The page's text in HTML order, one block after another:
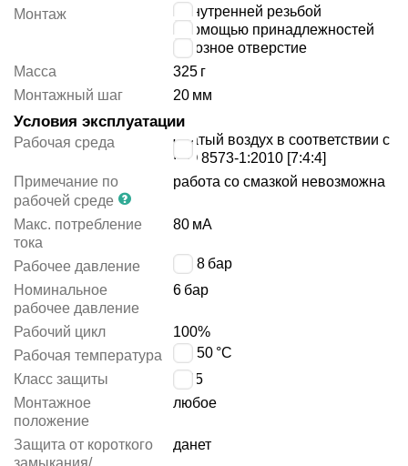
Монтаж
с внутренней резьбой
с помощью принадлежностей
сквозное отверстие
Масса
325 г
Монтажный шаг
20 мм
Условия эксплуатации
Рабочая среда
сжатый воздух в соответствии с
ISO 8573-1:2010 [7:4:4]
Примечание по
рабочей среде
работа со смазкой невозможна
Макс. потребление
тока
80 мА
Рабочее давление 2 ÷ 8 бар
Номинальное
рабочее давление
6 бар
Рабочий цикл
100%
Рабочая температура
0 ÷ 50 °C
Класс защиты
IP65
Монтажное
положение
любое
Защита от короткого
данет